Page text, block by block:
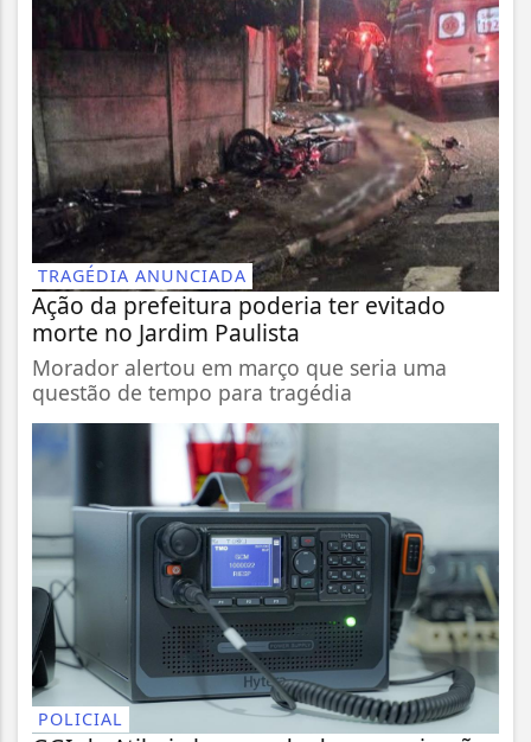
TRAGÉDIA ANUNCIADA
Ação da prefeitura poderia ter evitado
morte no Jardim Paulista
Morador alertou em março que seria uma
questão de tempo para tragédia
POLICIAL